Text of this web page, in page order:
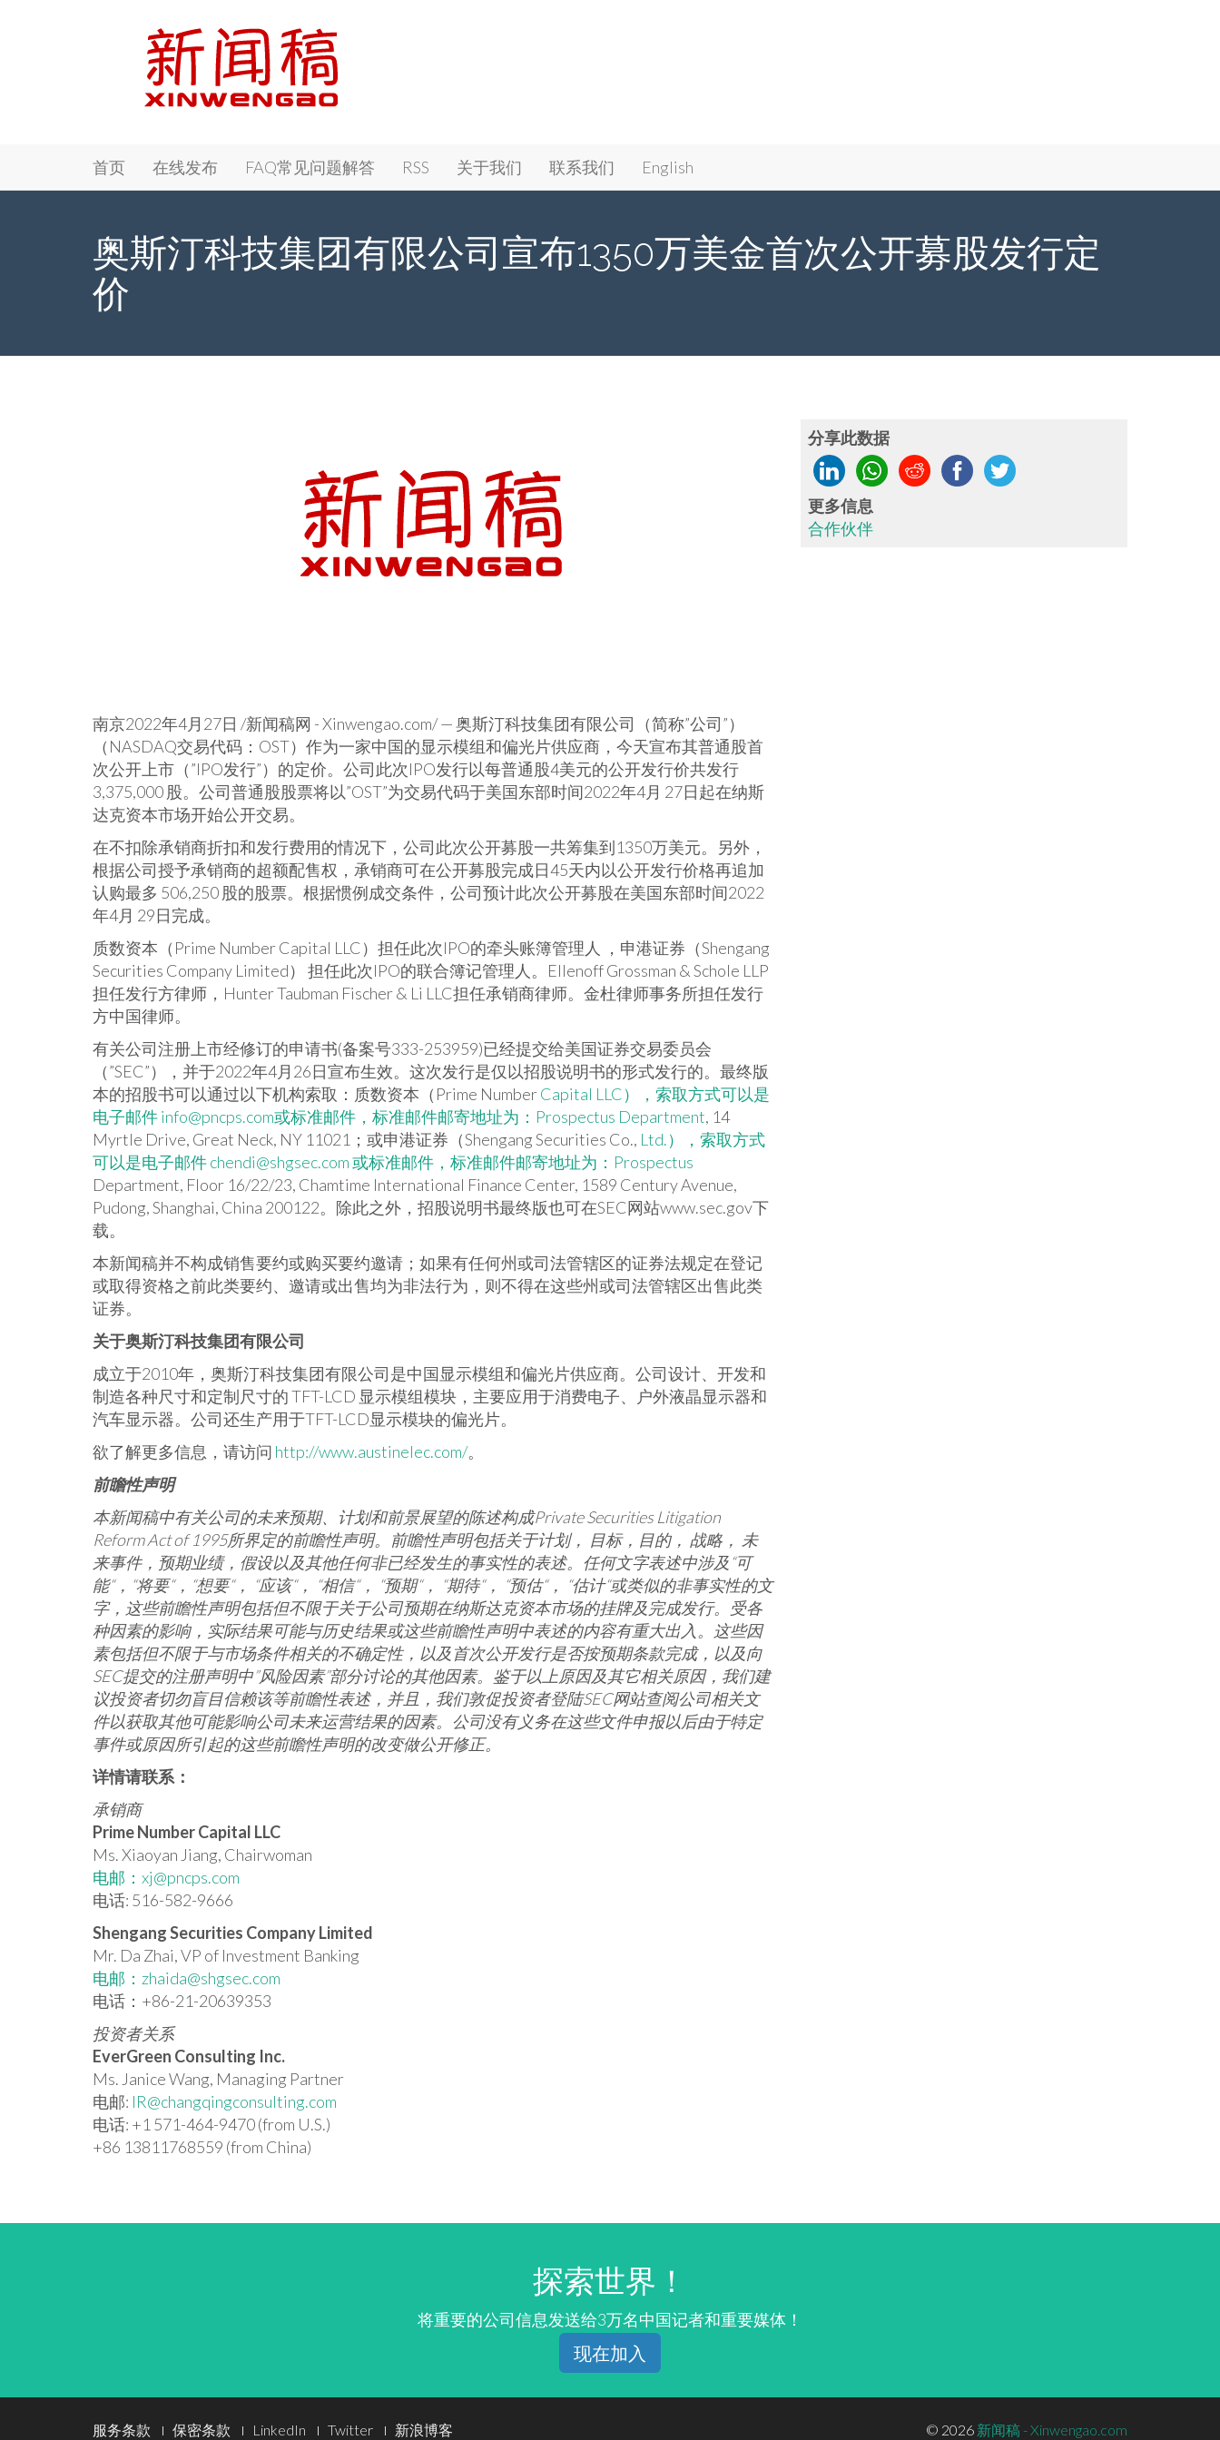
Primary
Menu
新闻稿 - Xinwengao.com
首页 在线发布 FAQ常见问题解答 RSS 关于我们 联系我们 English
奥斯汀科技集团有限公司宣布1350万美金首次公开募股发行定
价
南京2022年4月27日 /新闻稿网 - Xinwengao.com/ — 奥斯汀科技集团有限公司（简称”公司”）
（NASDAQ交易代码：OST）作为一家中国的显示模组和偏光片供应商，今天宣布其普通股首
次公开上市（”IPO发行”）的定价。公司此次IPO发行以每普通股4美元的公开发行价共发行
3,375,000 股。公司普通股股票将以”OST”为交易代码于美国东部时间2022年4月 27日起在纳斯
达克资本市场开始公开交易。
在不扣除承销商折扣和发行费用的情况下，公司此次公开募股一共筹集到1350万美元。另外，
根据公司授予承销商的超额配售权，承销商可在公开募股完成日45天内以公开发行价格再追加
认购最多 506,250 股的股票。根据惯例成交条件，公司预计此次公开募股在美国东部时间2022
年4月 29日完成。
质数资本（Prime Number Capital LLC）担任此次IPO的牵头账簿管理人 ，申港证券（Shengang
Securities Company Limited） 担任此次IPO的联合簿记管理人。 Ellenoff Grossman & Schole LLP
担任发行方律师，Hunter Taubman Fischer & Li LLC担任承销商律师。金杜律师事务所担任发行
方中国律师。
有关公司注册上市经修订的申请书(备案号333-253959)已经提交给美国证券交易委员会
（”SEC”），并于2022年4月26日宣布生效。这次发行是仅以招股说明书的形式发行的。最终版
本的招股书可以通过以下机构索取：质数资本（Prime NumberCapital LLC），索取方式可以是
电子邮件info@pncps.com或标准邮件，标准邮件邮寄地址为：Prospectus Department, 14
Myrtle Drive, Great Neck, NY 11021；或申港证券（Shengang Securities Co., Ltd.），索取方式
可以是电子邮件chendi@shgsec.com或标准邮件，标准邮件邮寄地址为：Prospectus
Department, Floor 16/22/23, Chamtime International Finance Center, 1589 Century Avenue,
Pudong, Shanghai, China 200122。除此之外，招股说明书最终版也可在SEC网站www.sec.gov下
载。
本新闻稿并不构成销售要约或购买要约邀请；如果有任何州或司法管辖区的证券法规定在登记
或取得资格之前此类要约、邀请或出售均为非法行为，则不得在这些州或司法管辖区出售此类
证券。
关于奥斯汀科技集团有限公司
成立于2010年，奥斯汀科技集团有限公司是中国显示模组和偏光片供应商。公司设计、开发和
制造各种尺寸和定制尺寸的 TFT-LCD 显示模组模块，主要应用于消费电子、户外液晶显示器和
汽车显示器。公司还生产用于TFT-LCD显示模块的偏光片。
欲了解更多信息，请访问 http://www.austinelec.com/。
前瞻性声明
本新闻稿中有关公司的未来预期、计划和前景展望的陈述构成Private Securities Litigation
Reform Act of 1995所界定的前瞻性声明。前瞻性声明包括关于计划， 目标，目的， 战略， 未
来事件，预期业绩，假设以及其他任何非已经发生的事实性的表述。任何文字表述中涉及“可
能“， “将要“， “想要“， “应该“， “相信“， “预期“， “期待“， “预估“， “估计“或类似的非事实性的文
字，这些前瞻性声明包括但不限于关于公司预期在纳斯达克资本市场的挂牌及完成发行。受各
种因素的影响，实际结果可能与历史结果或这些前瞻性声明中表述的内容有重大出入。这些因
素包括但不限于与市场条件相关的不确定性，以及首次公开发行是否按预期条款完成，以及向
SEC提交的注册声明中”风险因素”部分讨论的其他因素。鉴于以上原因及其它相关原因，我们建
议投资者切勿盲目信赖该等前瞻性表述，并且，我们敦促投资者登陆SEC网站查阅公司相关文
件以获取其他可能影响公司未来运营结果的因素。公司没有义务在这些文件申报以后由于特定
事件或原因所引起的这些前瞻性声明的改变做公开修正。
详情请联系：
承销商
Prime Number Capital LLC
Ms. Xiaoyan Jiang, Chairwoman
电邮： xj@pncps.com
电话: 516-582-9666
Shengang Securities Company Limited
Mr. Da Zhai, VP of Investment Banking
电邮： zhaida@shgsec.com
电话：+86-21-20639353
投资者关系
EverGreen Consulting Inc.
Ms. Janice Wang, Managing Partner
电邮: IR@changqingconsulting.com
电话: +1 571-464-9470 (from U.S.)
+86 13811768559 (from China)
分享此数据
更多信息
合作伙伴
探索世界！
将重要的公司信息发送给3万名中国记者和重要媒体！
现在加入
Footer
服务条款 保密条款 LinkedIn Twitter 新浪博客 © 2026 新闻稿 - Xinwengao.com